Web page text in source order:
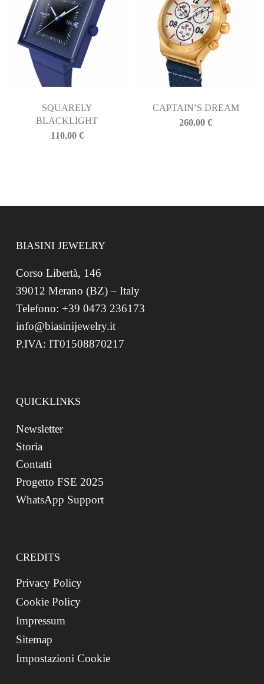
SQUARELY
BLACKLIGHT
110,00 €
CAPTAIN’S DREAM
260,00€
BIASINI JEWELRY
Corso Libertà, 146
39012 Merano (BZ) – Italy
Telefono: +39 0473 236173
info@biasinijewelry.it
P.IVA: IT01508870217
QUICKLINKS
Newsletter
Storia
Contatti
Progetto FSE 2025
WhatsApp Support
CREDITS
Privacy Policy
Cookie Policy
Impressum
Sitemap
Impostazioni Cookie